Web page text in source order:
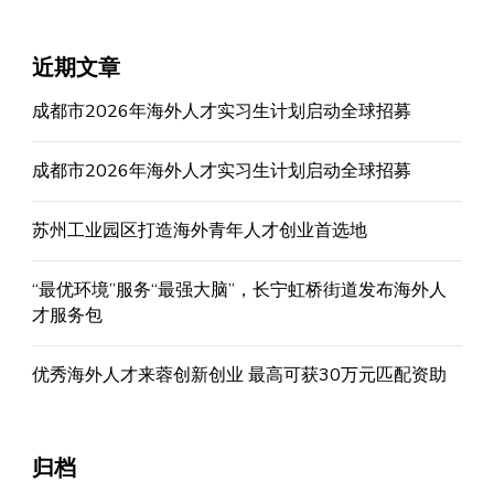
近期文章
成都市2026年海外人才实习生计划启动全球招募
成都市2026年海外人才实习生计划启动全球招募
苏州工业园区打造海外青年人才创业首选地
“最优环境”服务“最强大脑”，长宁虹桥街道发布海外人
才服务包
优秀海外人才来蓉创新创业 最高可获30万元匹配资助
归档